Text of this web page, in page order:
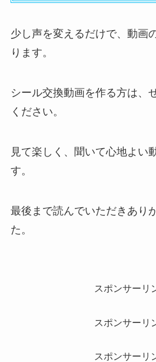
少し声を変えるだけで、動画
ります。
シール交換動画を作る方は、
ください。
見て楽しく、聞いて心地よい
す。
最後まで読んでいただきあり
た。
スポンサーリ
スポンサーリ
スポンサーリ